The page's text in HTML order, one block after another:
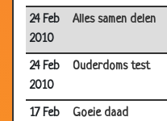
24 Feb
2010
Alles samen delen
24 Feb
2010
Ouderdoms test
17 Feb
Goeie daad